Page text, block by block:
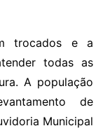
trocados e a
todas as
A população
de
Municipal